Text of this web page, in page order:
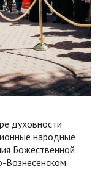
духовности
народные
Божественной
Вознесенском